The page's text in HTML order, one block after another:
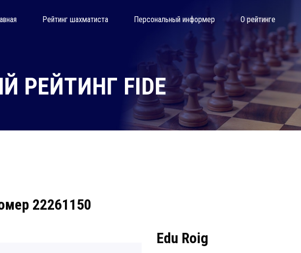
Рейтинг шахматиста Персональный информер О рейтинге
РЕЙТИНГ FIDE
22261150
Edu Roig